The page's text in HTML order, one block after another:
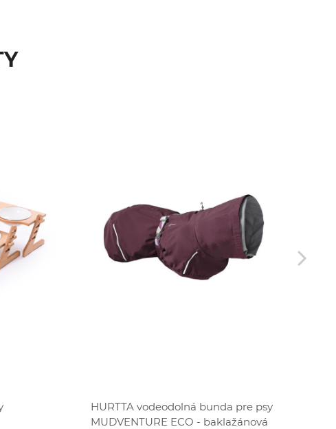
HURTTA vodeodolná bunda pre psy
MUDVENTURE ECO - baklažánová